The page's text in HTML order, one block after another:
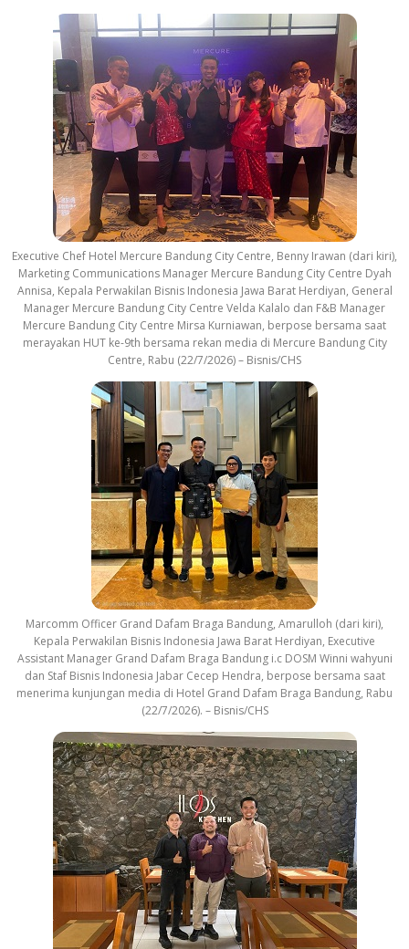
Executive Chef Hotel Mercure Bandung City Centre, Benny Irawan (dari kiri),
Marketing Communications Manager Mercure Bandung City Centre Dyah
Annisa, Kepala Perwakilan Bisnis Indonesia Jawa Barat Herdiyan, General
Manager Mercure Bandung City Centre Velda Kalalo dan F&B Manager
Mercure Bandung City Centre Mirsa Kurniawan, berpose bersama saat
merayakan HUT ke-9th bersama rekan media di Mercure Bandung City
Centre, Rabu (22/7/2026) – Bisnis/CHS
Marcomm Officer Grand Dafam Braga Bandung, Amarulloh (dari kiri),
Kepala Perwakilan Bisnis Indonesia Jawa Barat Herdiyan, Executive
Assistant Manager Grand Dafam Braga Bandung i.c DOSM Winni wahyuni
dan Staf Bisnis Indonesia Jabar Cecep Hendra, berpose bersama saat
menerima kunjungan media di Hotel Grand Dafam Braga Bandung, Rabu
(22/7/2026). – Bisnis/CHS